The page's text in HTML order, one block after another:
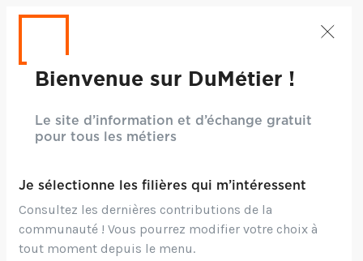
Bienvenue sur DuMétier !
Le site d’information et d’échange gratuit
pour tous les métiers
Je sélectionne les filières qui m’intéressent
Consultez les dernières contributions de la
communauté ! Vous pourrez modifier votre choix à
tout moment depuis le menu.